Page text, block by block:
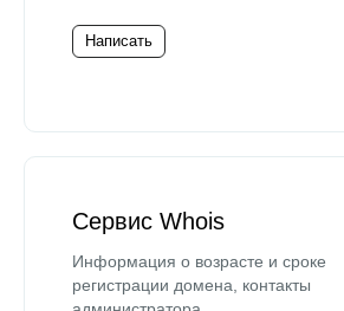
Написать
Сервис Whois
Информация о возрасте и сроке
регистрации домена, контакты